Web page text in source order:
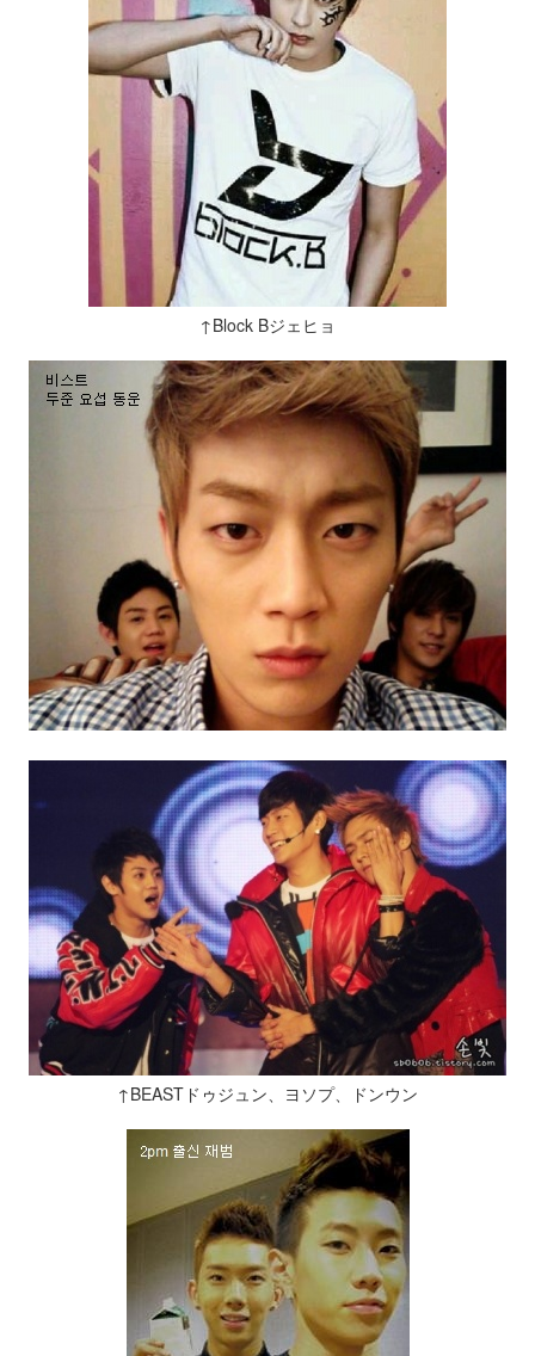
↑Block Bジェヒョ
↑BEASTドゥジュン、ヨソプ、ドンウン